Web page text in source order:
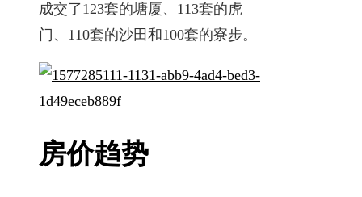
成交了123套的塘厦、113套的虎
门、110套的沙田和100套的寮步。
房价趋势